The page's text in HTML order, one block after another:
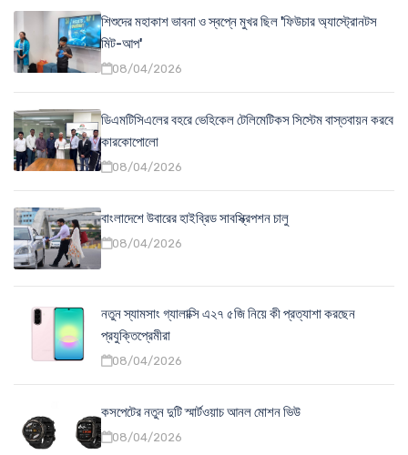
শিশুদের মহাকাশ ভাবনা ও স্বপ্নে মুখর ছিল 'ফিউচার অ্যাস্ট্রোনটস
মিট-আপ'
08/04/2026
ডিএমটিসিএলের বহরে ভেহিকেল টেলিমেটিকস সিস্টেম বাস্তবায়ন করবে
কারকোপোলো
08/04/2026
বাংলাদেশে উবারের হাইব্রিড সাবস্ক্রিপশন চালু
08/04/2026
নতুন স্যামসাং গ্যালাক্সি এ২৭ ৫জি নিয়ে কী প্রত্যাশা করছেন
প্রযুক্তিপ্রেমীরা
08/04/2026
কসপেটের নতুন দুটি স্মার্টওয়াচ আনল মোশন ভিউ
08/04/2026